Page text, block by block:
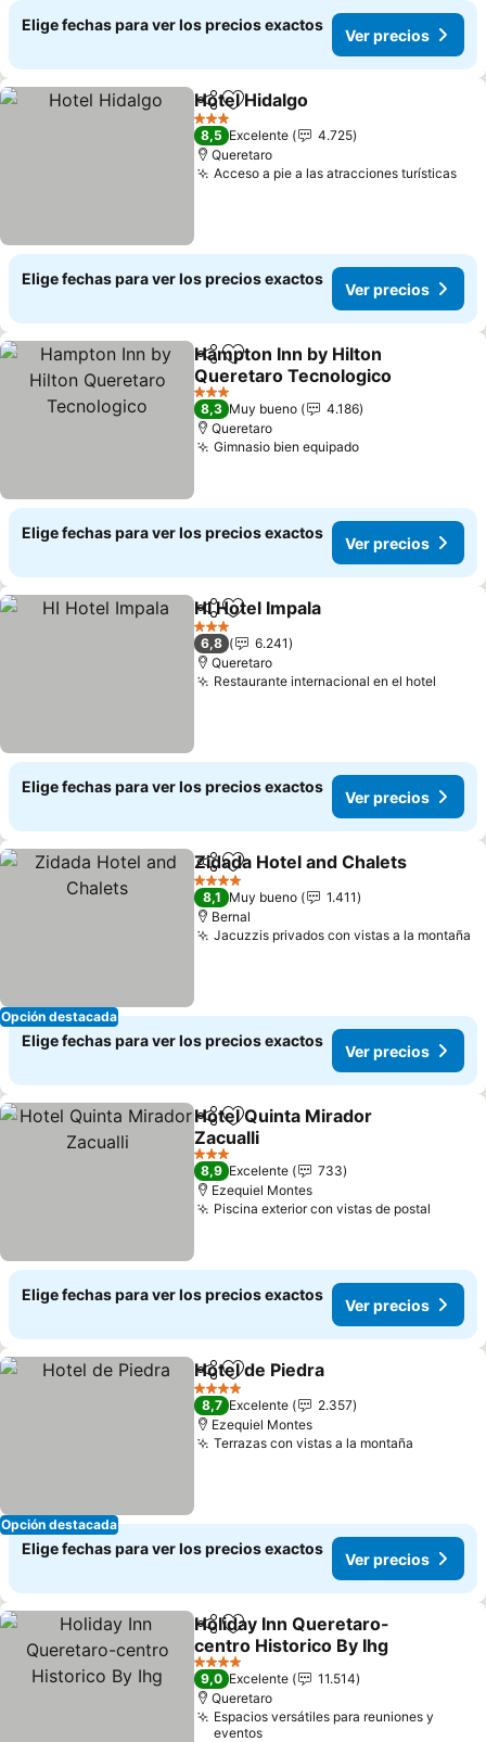
Elige fechas para ver los precios exactos
Ver precios
CompartirAgregar a favoritos
Hotel Hidalgo
3 Estrellas
8,5 Excelente
4.725
Queretaro
Acceso a pie a las atracciones turísticas
Elige fechas para ver los precios exactos
Ver precios
CompartirAgregar a favoritos
Hampton Inn by Hilton
Queretaro Tecnologico
3 Estrellas
8,3 Muy bueno
4.186
Queretaro
Gimnasio bien equipado
Elige fechas para ver los precios exactos
Ver precios
CompartirAgregar a favoritos
HI Hotel Impala
3 Estrellas
6,8
6.241
Queretaro
Restaurante internacional en el hotel
Elige fechas para ver los precios exactos
Ver precios
Opción destacada
CompartirAgregar a favoritos
Zidada Hotel and Chalets
4 Estrellas
8,1 Muy bueno
1.411
Bernal
Jacuzzis privados con vistas a la montaña
Elige fechas para ver los precios exactos
Ver precios
CompartirAgregar a favoritos
Hotel Quinta Mirador
Zacualli
3 Estrellas
8,9 Excelente
733
Ezequiel Montes
Piscina exterior con vistas de postal
Elige fechas para ver los precios exactos
Ver precios
Opción destacada
CompartirAgregar a favoritos
Hotel de Piedra
4 Estrellas
8,7 Excelente
2.357
Ezequiel Montes
Terrazas con vistas a la montaña
Elige fechas para ver los precios exactos
Ver precios
CompartirAgregar a favoritos
Holiday Inn Queretaro-
centro Historico By Ihg
4 Estrellas
9,0 Excelente
11.514
Queretaro
Espacios versátiles para reuniones y
eventos